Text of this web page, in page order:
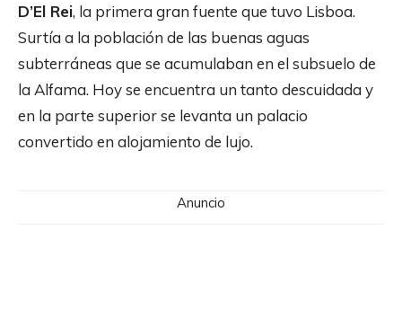
D’El Rei, la primera gran fuente que tuvo Lisboa.
Surtía a la población de las buenas aguas
subterráneas que se acumulaban en el subsuelo de
la Alfama. Hoy se encuentra un tanto descuidada y
en la parte superior se levanta un palacio
convertido en alojamiento de lujo.
Anuncio